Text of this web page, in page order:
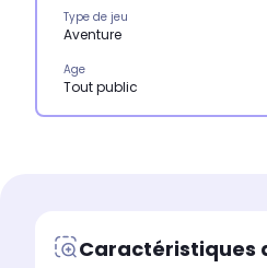
Type de jeu
Aventure
Age
Tout public
Caractéristiques